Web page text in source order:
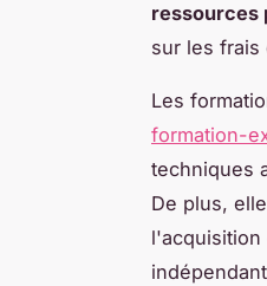
ressources
sur les frais
Les
formation-
techniques
De plus,